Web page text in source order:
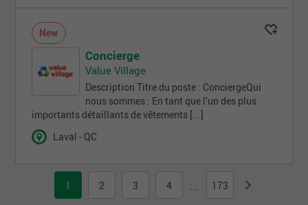
New
Concierge
Value Village
Description Titre du poste : ConciergeQui
nous sommes : En tant que l’un des plus
importants détaillants de vêtements [...]
Laval - QC
1 2 3 4 ... 173